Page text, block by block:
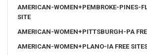
AMERICAN-WOMEN+PEMBROKE-PINES-
SITE
AMERICAN-WOMEN+PITTSBURGH-PA
AMERICAN-WOMEN+PLANO-IA FREE